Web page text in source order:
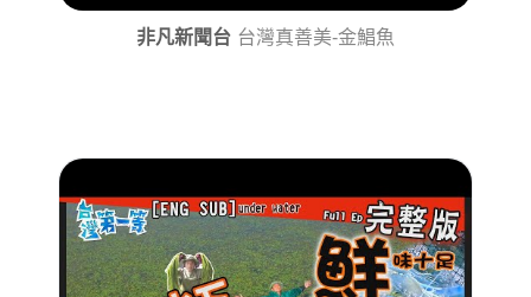
非凡新聞台 台灣真善美-金鯧魚